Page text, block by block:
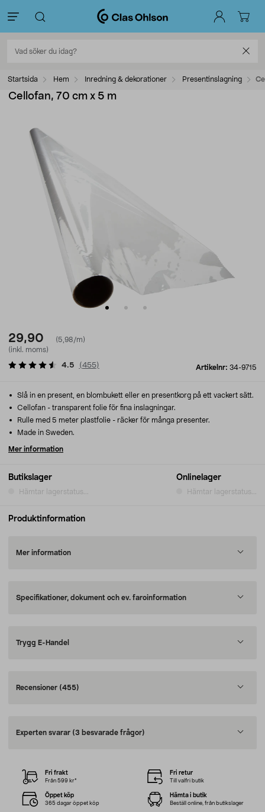
Startsida Hem Inredning & dekorationer Presentinslagning
Cellofan, 70 cm x 5 m
29,90
(5,98/m)
(inkl. moms)
Artikelnr: 34-9715
4.5 (455)
Butikslager
Hämtar lagerstatus...
Onlinelager
Hämtar lagerstatus...
Slå in en present, en blombukett eller en presentkorg på ett vackert sätt.
Cellofan - transparent folie för fina inslagningar.
Rulle med 5 meter plastfolie - räcker för många presenter.
Made in Sweden.
Mer information
Produktinformation
Mer information
Specifikationer, dokument och ev. faroinformation
Trygg E-Handel
Recensioner (455)
Experten svarar (3 besvarade frågor)
Fri frakt
Från 599 kr*
Fri retur
Till valfri butik
Öppet köp
365 dagar öppet köp
Hämta i butik
Beställ online, från butikslager